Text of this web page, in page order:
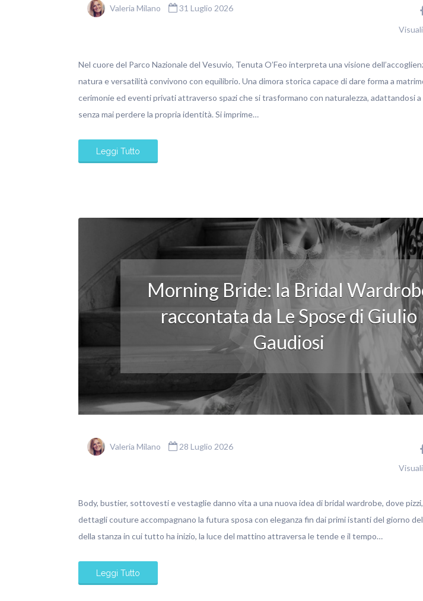
Valeria Milano 31 Luglio 2026
Nel cuore del Parco Nazionale del Vesuvio, Tenuta O’Feo interpreta una visione
natura e versatilità convivono con equilibrio. Una dimora storica capace di dare forma a
cerimonie ed eventi privati attraverso spazi che si trasformano con naturalezza, adattandosi
senza mai perdere la propria identità. Si imprime…
Leggi Tutto
Morning Bride: la Bridal
raccontata da Le Spose di Giulio
Gaudiosi
Valeria Milano 28 Luglio 2026
Body, bustier, sottovesti e vestaglie danno vita a una nuova idea di bridal wardrobe, dove
dettagli couture accompagnano la futura sposa con eleganza fin dai primi istanti del giorno del
della stanza in cui tutto ha inizio, la luce del mattino attraversa le tende e il tempo…
Leggi Tutto